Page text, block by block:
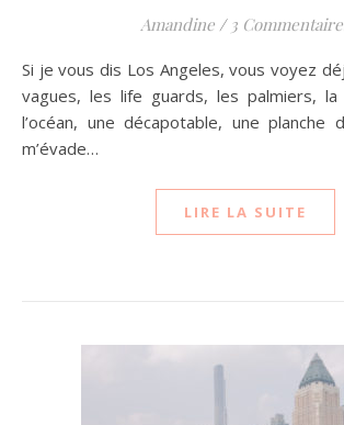
Amandine / 3
Si je vous dis Los Angeles, vous voyez déjà les plages, les
vagues, les life guards, les palmiers,
l’océan, une décapotable, une
m’évade…
LIRE LA SUITE